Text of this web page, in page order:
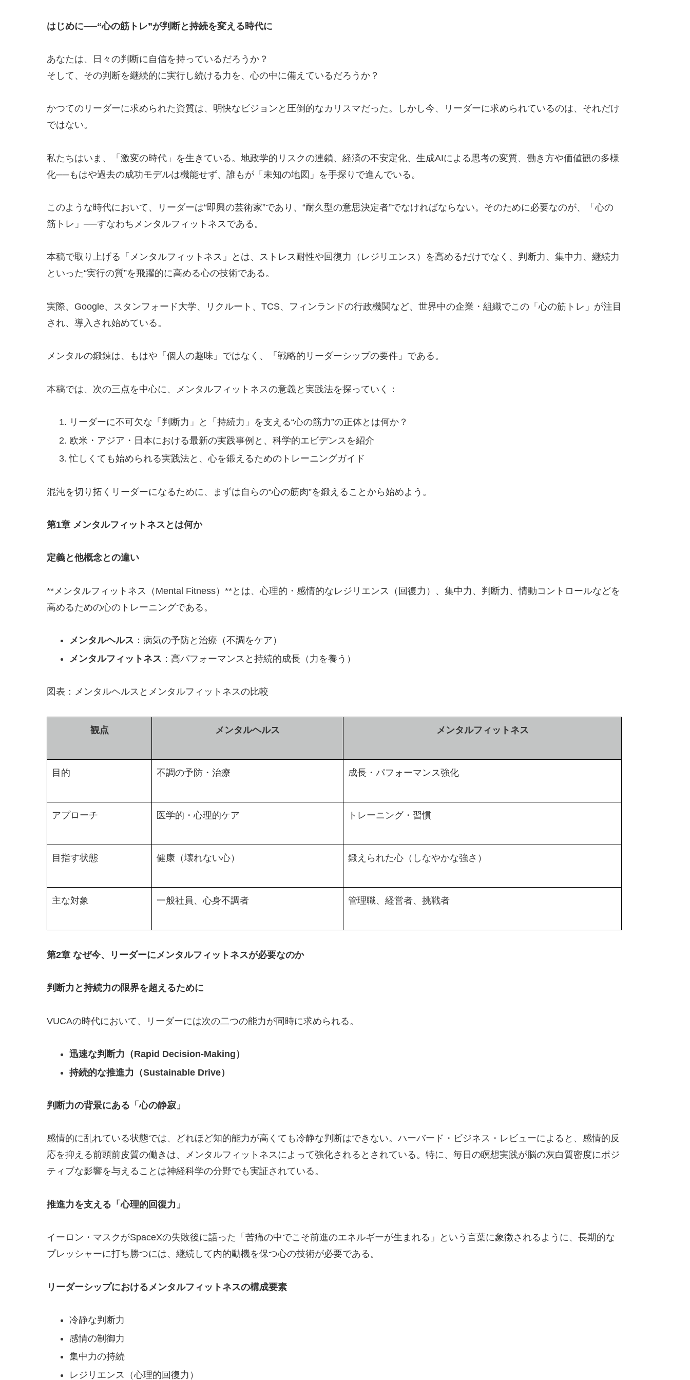
はじめに──“心の筋トレ”が判断と持続を変える時代に
あなたは、日々の判断に自信を持っているだろうか？
そして、その判断を継続的に実行し続ける力を、心の中に備えているだろうか？
かつてのリーダーに求められた資質は、明快なビジョンと圧倒的なカリスマだった。しかし今、リーダーに求められているのは、それだけ
ではない。
私たちはいま、「激変の時代」を生きている。地政学的リスクの連鎖、経済の不安定化、生成AIによる思考の変質、働き方や価値観の多様
化──もはや過去の成功モデルは機能せず、誰もが「未知の地図」を手探りで進んでいる。
このような時代において、リーダーは“即興の芸術家”であり、“耐久型の意思決定者”でなければならない。そのために必要なのが、「心の
筋トレ」──すなわちメンタルフィットネスである。
本稿で取り上げる「メンタルフィットネス」とは、ストレス耐性や回復力（レジリエンス）を高めるだけでなく、判断力、集中力、継続力
といった“実行の質”を飛躍的に高める心の技術である。
実際、Google、スタンフォード大学、リクルート、TCS、フィンランドの行政機関など、世界中の企業・組織でこの「心の筋トレ」が注目
され、導入され始めている。
メンタルの鍛錬は、もはや「個人の趣味」ではなく、「戦略的リーダーシップの要件」である。
本稿では、次の三点を中心に、メンタルフィットネスの意義と実践法を探っていく：
リーダーに不可欠な「判断力」と「持続力」を支える“心の筋力”の正体とは何か？
欧米・アジア・日本における最新の実践事例と、科学的エビデンスを紹介
忙しくても始められる実践法と、心を鍛えるためのトレーニングガイド
混沌を切り拓くリーダーになるために、まずは自らの“心の筋肉”を鍛えることから始めよう。
第1章 メンタルフィットネスとは何か
定義と他概念との違い
**メンタルフィットネス（Mental Fitness）**とは、心理的・感情的なレジリエンス（回復力）、集中力、判断力、情動コントロールなどを
高めるための心のトレーニングである。
メンタルヘルス ：病気の予防と治療（不調をケア）
メンタルフィットネス ：高パフォーマンスと持続的成長（力を養う）
図表：メンタルヘルスとメンタルフィットネスの比較
観点 メンタルヘルス メンタルフィットネス
目的 不調の予防・治療 成長・パフォーマンス強化
アプローチ 医学的・心理的ケア トレーニング・習慣
目指す状態 健康（壊れない心） 鍛えられた心（しなやかな強さ）
主な対象 一般社員、心身不調者 管理職、経営者、挑戦者
第2章 なぜ今、リーダーにメンタルフィットネスが必要なのか
判断力と持続力の限界を超えるために
VUCAの時代において、リーダーには次の二つの能力が同時に求められる。
迅速な判断力（Rapid Decision-Making）
持続的な推進力（Sustainable Drive）
判断力の背景にある「心の静寂」
感情的に乱れている状態では、どれほど知的能力が高くても冷静な判断はできない。ハーバード・ビジネス・レビューによると、感情的反
応を抑える前頭前皮質の働きは、メンタルフィットネスによって強化されるとされている。特に、毎日の瞑想実践が脳の灰白質密度にポジ
ティブな影響を与えることは神経科学の分野でも実証されている。
推進力を支える「心理的回復力」
イーロン・マスクがSpaceXの失敗後に語った「苦痛の中でこそ前進のエネルギーが生まれる」という言葉に象徴されるように、長期的な
プレッシャーに打ち勝つには、継続して内的動機を保つ心の技術が必要である。
リーダーシップにおけるメンタルフィットネスの構成要素
冷静な判断力
感情の制御力
集中力の持続
レジリエンス（心理的回復力）